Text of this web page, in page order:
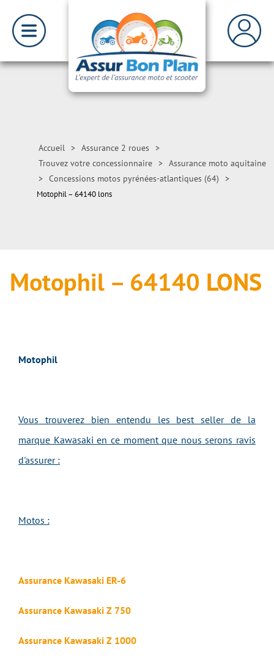
Accueil > Assurance 2 roues >
Trouvez votre concessionnaire > Assurance moto aquitaine
> Concessions motos pyrénées-atlantiques (64) >
Motophil – 64140 lons
Motophil – 64140 LONS
Motophil
Vous trouverez bien entendu les best seller de la
marque Kawasaki en ce moment que nous serons ravis
d'assurer :
Motos :
Assurance Kawasaki ER-6
Assurance Kawasaki Z 750
Assurance Kawasaki Z 1000